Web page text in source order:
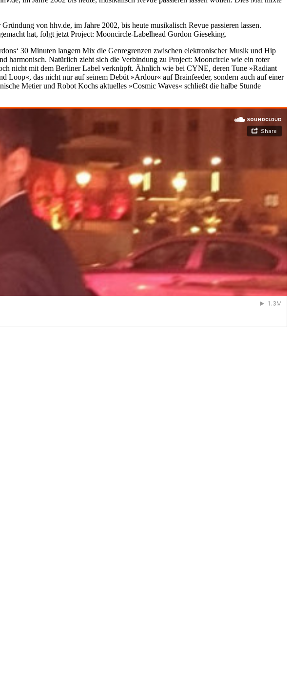
von hhv.de, im Jahre 2002, bis heute musikalisch Revue passieren lassen.
hat, folgt jetzt Project: Mooncircle-Labelhead Gordon Gieseking.
30 Minuten langem Mix die Genregrenzen zwischen elektronischer Musik und Hip
harmonisch. Natürlich zieht sich die Verbindung zu Project: Mooncircle wie ein roter
nicht mit dem Berliner Label verknüpft. Ähnlich wie bei CYNE, deren Tune »Radiant
das nicht nur auf seinem Debüt »Ardour« auf Brainfeeder, sondern auch auf einer
Metier und Robot Kochs aktuelles »Cosmic Waves« schließt die halbe Stunde